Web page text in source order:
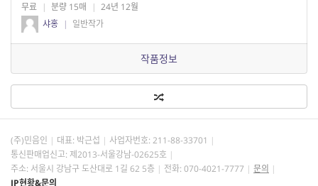
무료 | 분량 15매 | 24년 12월
샤홍 | 일반작가
작품정보
(주)민음인 대표: 박근섭 사업자번호: 211-88-33701
통신판매업신고: 제2013-서울강남-02625호
주소: 서울시 강남구 도산대로 1길 62 5층
전화: 070-4021-7777
문의
IP현황&문의